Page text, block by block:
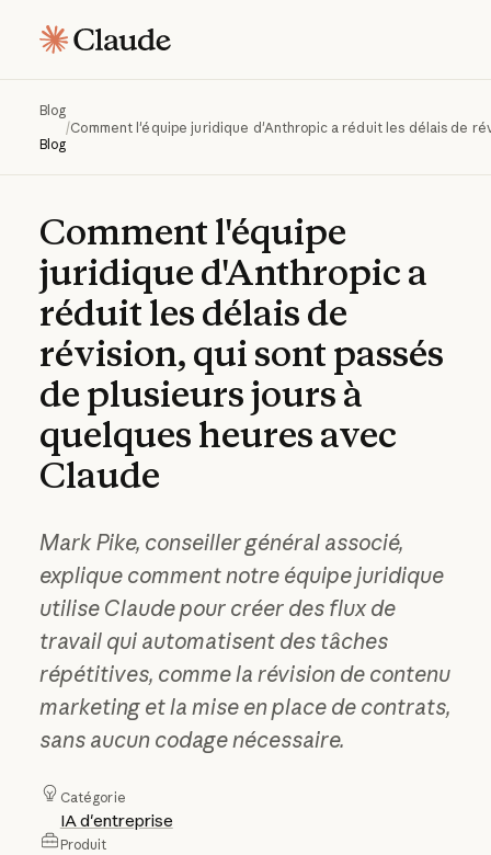
Blog
Blog
/Comment l'équipe juridique d'Anthropic a réduit les délais de
Comment l'équipe
juridique d'Anthropic a
réduit les délais de
révision, qui sont passés
de plusieursjours à
quelques heures avec
Claude
Mark Pike, conseiller général associé,
explique comment notre équipe juridique
utilise Claude pour créer des flux de
travail qui automatisent des tâches
répétitives, comme la révision de contenu
marketing et la mise en place de contrats,
sans aucun codage nécessaire.
Catégorie
IA d'entreprise
Produit